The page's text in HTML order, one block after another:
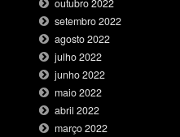
outubro 2022
setembro 2022
agosto 2022
julho 2022
junho 2022
maio 2022
abril 2022
março 2022